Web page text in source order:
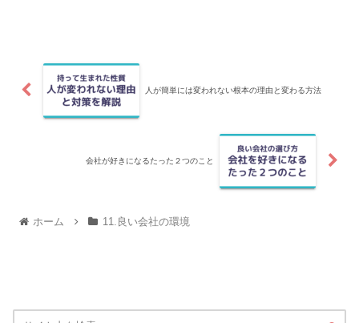
人が簡単には変われない根本の理由と変わる方法
会社が好きになるたった２つのこと
ホーム 11.良い会社の環境